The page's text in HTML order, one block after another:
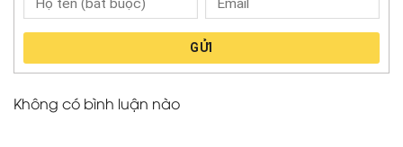
GỬI
Không có bình luận nào